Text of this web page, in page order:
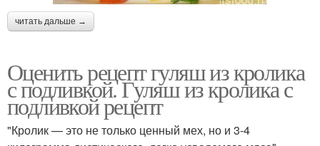
читать дальше →
Оценить рецепт гуляш из кролика
с подливкой. Гуляш из кролика с
подливкой рецепт
"Кролик — это не только ценный мех, но и 3-4